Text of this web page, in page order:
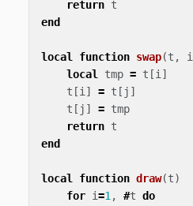
return t
end
local function swap(t , i
local tmp = t [i]
t [i] = t [ j ]
t [ j ] = tmp
return t
end
local function draw(t)
for i=1, #t do